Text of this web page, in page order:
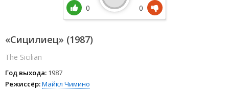
«Сицилиец» (1987)
The Sicilian
Год выхода: 1987
Режиссёр:Майкл Чимино
0 0